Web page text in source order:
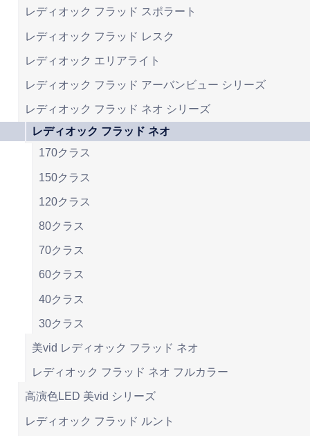
レディオック フラッド スポラート
レディオック フラッド レスク
レディオック エリアライト
レディオック フラッド アーバンビュー シリーズ
レディオック フラッド ネオ シリーズ
レディオック フラッド ネオ
170クラス
150クラス
120クラス
80クラス
70クラス
60クラス
40クラス
30クラス
美vid レディオック フラッド ネオ
レディオック フラッド ネオ フルカラー
高演色LED 美vid シリーズ
レディオック フラッド ルント